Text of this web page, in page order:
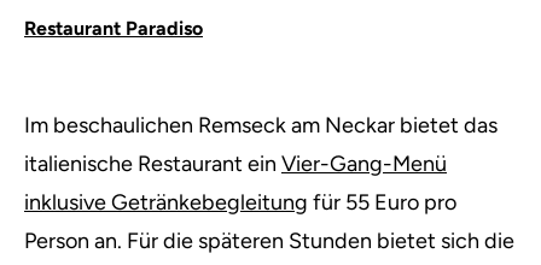
Restaurant Paradiso
Im beschaulichen Remseck am Neckar bietet das
italienische Restaurant ein Vier-Gang-Menü
inklusive Getränkebegleitung für 55 Euro pro
Person an. Für die späteren Stunden bietet sich die